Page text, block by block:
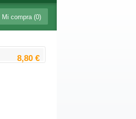
Mi compra (0)
8,80 €